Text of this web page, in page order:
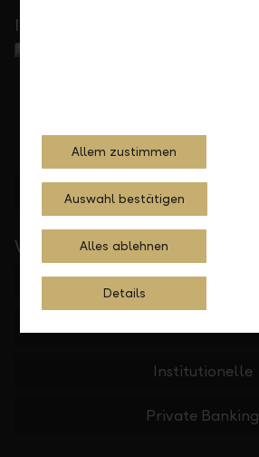
In Ihrer Nähe
Standorte finden
Wichtige Links
Private
Institutionelle
Private Banking
Allem zustimmen
Auswahl bestätigen
Alles ablehnen
Details